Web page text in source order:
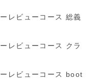
レビューコース 総義
レビューコース クラ
レビューコース boot